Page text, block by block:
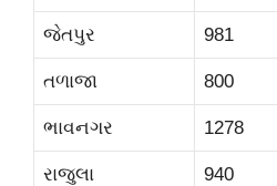
જેતપુર 981
તળાજા 800
ભાવનગર 1278
રાજુલા 940